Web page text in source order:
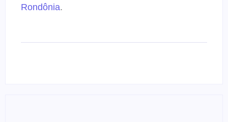
Rondônia.